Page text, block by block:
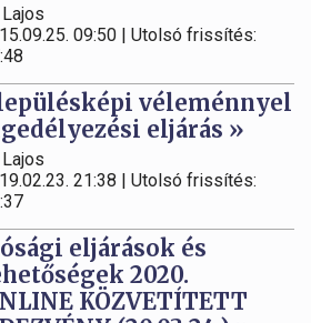
09:50 | Utolsó frissítés:
véleménnyel
eljárás »
21:38 | Utolsó frissítés:
eljárások és
2020.
KÖZVETÍTETT